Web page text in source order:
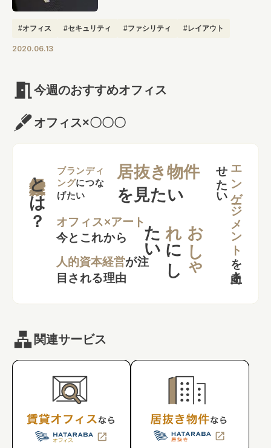
#オフィス #セキュリティ #ファシリティ #レイアウト
2020.06.13
今週のおすすめオフィス
オフィス×〇〇〇
とは？
ブランディ
ングにつな
げたい
居抜き物件
を見たい
オフィス×アート
今とこれから
人的資本経営が注
目される理由
お
し
ゃ
れ
に
し
た
い エンゲージメント
を
向上さ
せ
た
い
関連サービス